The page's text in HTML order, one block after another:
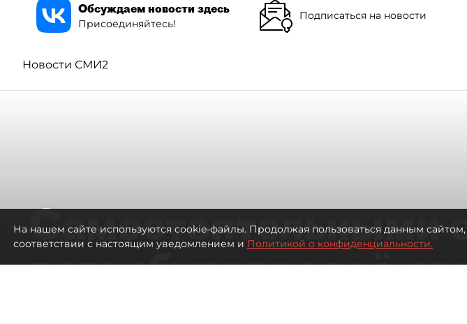
Обсуждаем новости здесь
Присоединяйтесь!
Подписаться на новости
Новости СМИ2
Самостоятельными
петербуржцы всё
На нашем сайте используются cookie-файлы. Продолжая пользоваться данным
соответствии с настоящим уведомлением и Политикой о конфиденциальности.